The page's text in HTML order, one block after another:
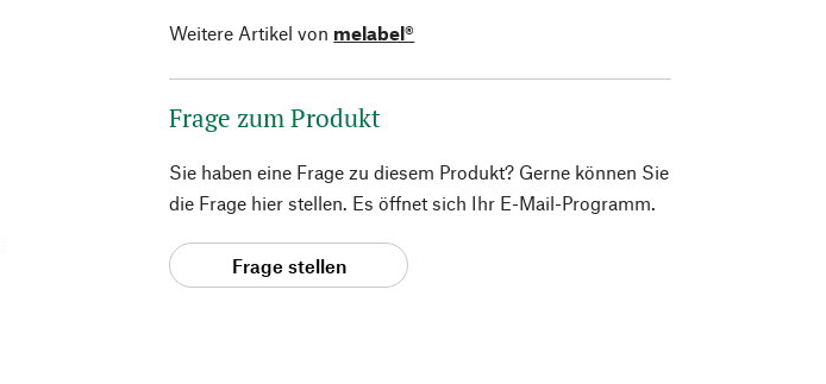
Weitere Artikel von melabel®
Frage zum Produkt
Sie haben eine Frage zu diesem Produkt? Gerne können Sie
die Frage hier stellen. Es öffnet sich Ihr E-Mail-Programm.
Frage stellen